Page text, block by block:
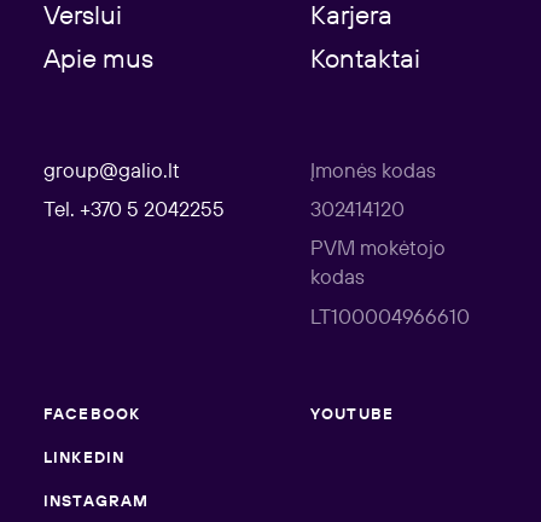
Verslui
Karjera
Apie mus
Kontaktai
group@galio.lt
Tel. +370 5 2042255
Įmonės kodas
302414120
PVM mokėtojo
kodas
LT100004966610
FACEBOOK
LINKEDIN
INSTAGRAM
YOUTUBE